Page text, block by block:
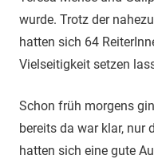
wurde. Trotz der
hatten sich 64
Vielseitigkeit setzen
Schon früh morgens
bereits da war klar, nur
hatten sich eine gute